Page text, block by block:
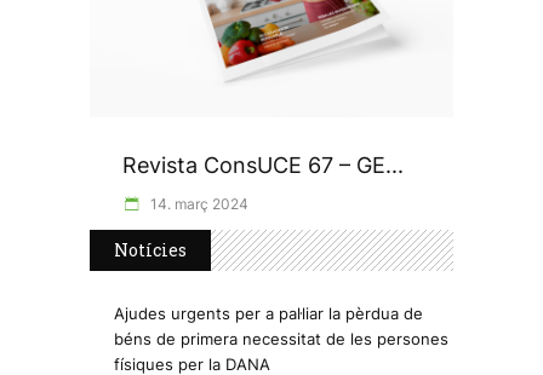
Revista ConsUCE 67 – GE...
14. març 2024
Notícies
Ajudes urgents per a pal·liar la pèrdua de
béns de primera necessitat de les persones
físiques per la DANA